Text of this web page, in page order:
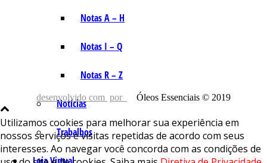
Notas A – H
Notas I – Q
Notas R – Z
Notícias
Trabalhos
desenvolvido com por Óleos Essenciais © 2019
Utilizamos cookies para melhorar sua experiência em
nossos serviços e visitas repetidas de acordo com seus
interesses. Ao navegar você concorda com as condições de